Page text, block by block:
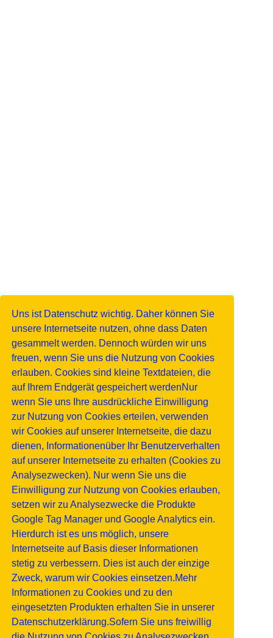
Uns ist Datenschutz wichtig. Daher können Sie
unsere Internetseite nutzen, ohne dass Daten
gesammelt werden. Dennoch würden wir uns
freuen, wenn Sie uns die Nutzung von Cookies
erlauben. Cookies sind kleine Textdateien, die
auf Ihrem Endgerät gespeichert werdenNur
wenn Sie uns Ihre ausdrückliche Einwilligung
zur Nutzung von Cookies erteilen, verwenden
wir Cookies auf unserer Internetseite, die dazu
dienen, Informationenüber Ihr Benutzerverhalten
auf unserer Internetseite zu erhalten (Cookies zu
Analysezwecken). Nur wenn Sie uns die
Einwilligung zur Nutzung von Cookies erlauben,
setzen wir zu Analysezwecke die Produkte
Google Tag Manager und Google Analytics ein.
Hierdurch ist es uns möglich, unsere
Internetseite auf Basis dieser Informationen
stetig zu verbessern. Dies ist auch der einzige
Zweck, warum wir Cookies einsetzen.Mehr
Informationen zu Cookies und zu den
eingesetzten Produkten erhalten Sie in unserer
Datenschutzerklärung.Sofern Sie uns freiwillig